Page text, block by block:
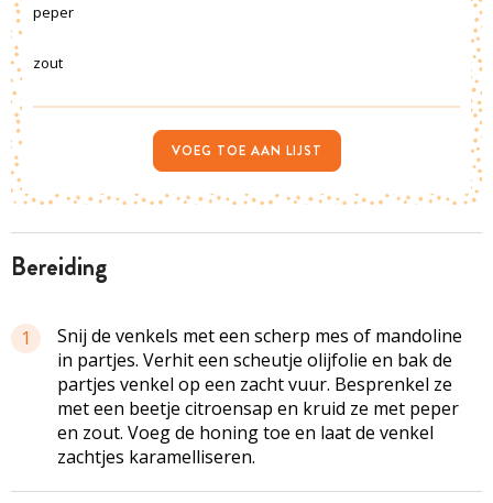
bereiding
1
Snij de venkels met een scherp mes of mandoline
in partjes. Verhit een scheutje olijfolie en bak de
partjes venkel op een zacht vuur. Besprenkel ze
met een beetje citroensap en kruid ze met peper
en zout. Voeg de honing toe en laat de venkel
zachtjes karamelliseren.
peper
zout
VOEG TOE AAN LIJST